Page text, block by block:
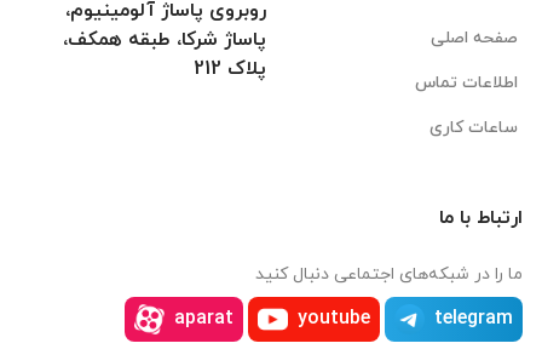
صفحه اصلی
اطلاعات تماس
ساعات کاری
روبروی پاساژ آلومینیوم،
پاساژ شرکا، طبقه همکف،
پلاک 212
ارتباط با ما
ما را در شبکه‌های اجتماعی دنبال کنید
telegram
youtube
aparat